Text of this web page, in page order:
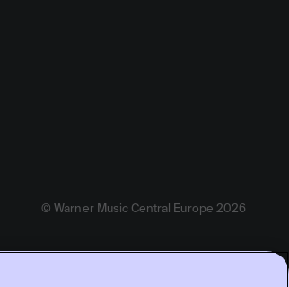
© Warner Music Central Europe 2026